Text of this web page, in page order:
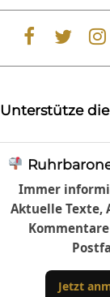
Unterstütze
Immer
Aktuelle Texte,
Jetzt